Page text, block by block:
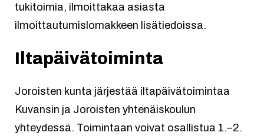
tukitoimia, ilmoittakaa asiasta
ilmoittautumislomakkeen lisätiedoissa.
Iltapäivätoiminta
Joroisten kunta järjestää iltapäivätoimintaa
Kuvansin ja Joroisten yhtenäiskoulun
yhteydessä. Toimintaan voivat osallistua 1.–2.